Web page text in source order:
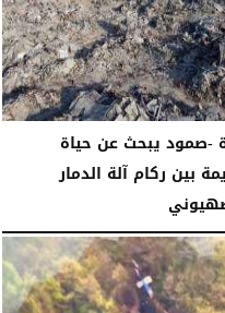
2025 08:47 مـ
-صمود يبحث عن حياة
بين ركام آلة الدمار
04:04 مـ